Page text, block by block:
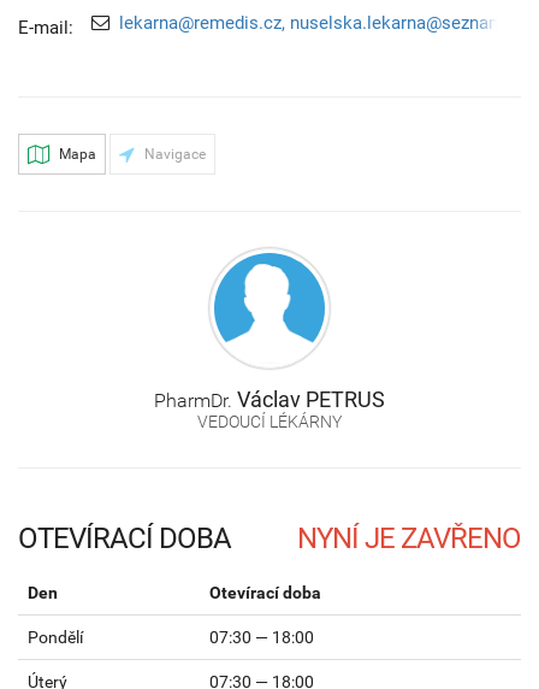
E-mail: lekarna@remedis.cz, nuselska.lekarna@seznam.cz
Mapa Navigace
PharmDr. Václav PETRUS
VEDOUCÍ LÉKÁRNY
OTEVÍRACÍ DOBA
Den Otevírací doba
Pondělí 07:30 — 18:00
Úterý 07:30 — 18:00